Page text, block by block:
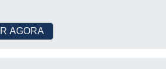
Completados
comprovada através dos
AGORA